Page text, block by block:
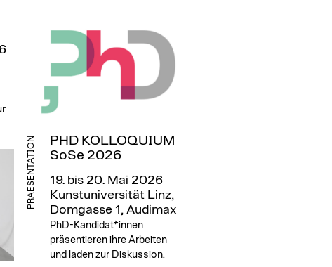
PRAESENTATION
PHD KOLLOQUIUM
SoSe 2026
19. bis 20. Mai 2026
Kunstuniversität Linz,
Domgasse 1, Audimax
PhD-Kandidat*innen
präsentieren ihre Arbeiten
und laden zur Diskussion.